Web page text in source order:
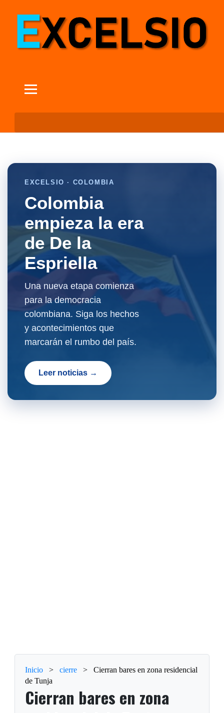
EXCELSIO · COLOMBIA
Colombia
empieza la era
de De la
Espriella
Una nueva etapa comienza
para la democracia
colombiana. Siga los hechos
y acontecimientos que
marcarán el rumbo del país.
Leer noticias →
Inicio > cierre >
Cierran bares en zona residencial
de Tunja
Cierran bares en zona